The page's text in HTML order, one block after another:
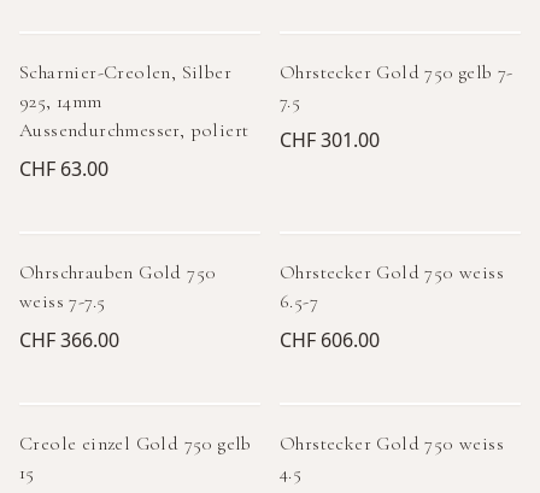
Scharnier-Creolen, Silber
925, 14mm
Aussendurchmesser, poliert
CHF 63.00
Ohrstecker Gold 750 gelb 7-
7.5
CHF 301.00
Ohrschrauben Gold 750
weiss 7-7.5
CHF 366.00
Ohrstecker Gold 750 weiss
6.5-7
CHF 606.00
Creole einzel Gold 750 gelb
15
Ohrstecker Gold 750 weiss
4.5